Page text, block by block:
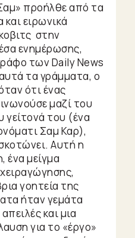
προήλθε από τα
ειρωνικά
στην
ενημέρωσης,
τωνDaily News
τα γράμματα, ο
ότι ένας
μαζί του
του (ένα
Σαμ Καρ),
Αυτή η
ένα μείγμα
γοητεία της
ήταν γεμάτα
και μια
για το «έργο»